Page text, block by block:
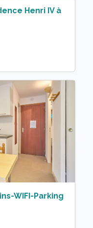
Henri IV à
WIFI-Parking